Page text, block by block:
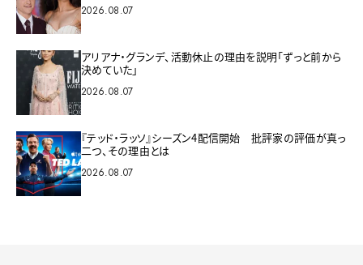
2026.08.07
アリアナ・グランデ、活動休止の理由を説明「ずっと前から
決めていた」
2026.08.07
『テッド・ラッソ』シーズン4配信開始 批評家の評価が真っ
二つ、その理由とは
2026.08.07